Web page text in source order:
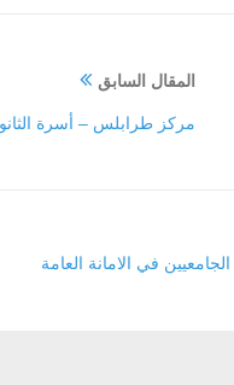
المقال السابق
مركز طرابلس – أسرة
في الامانة العامة